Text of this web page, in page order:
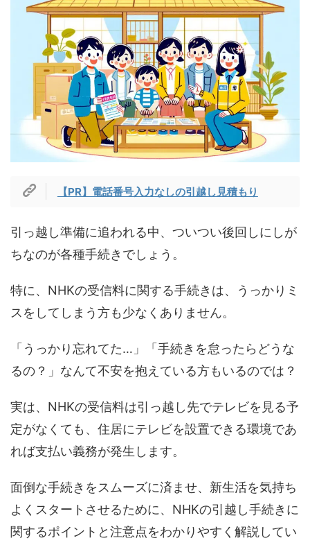
【PR】電話番号入力なしの引越し見積もり
引っ越し準備に追われる中、ついつい後回しにしが
ちなのが各種手続きでしょう。
特に、NHKの受信料に関する手続きは、うっかりミ
スをしてしまう方も少なくありません。
「うっかり忘れてた…」「手続きを怠ったらどうな
るの？」なんて不安を抱えている方もいるのでは？
実は、NHKの受信料は引っ越し先でテレビを見る予
定がなくても、住居にテレビを設置できる環境であ
れば支払い義務が発生します。
面倒な手続きをスムーズに済ませ、新生活を気持ち
よくスタートさせるために、NHKの引越し手続きに
関するポイントと注意点をわかりやすく解説してい